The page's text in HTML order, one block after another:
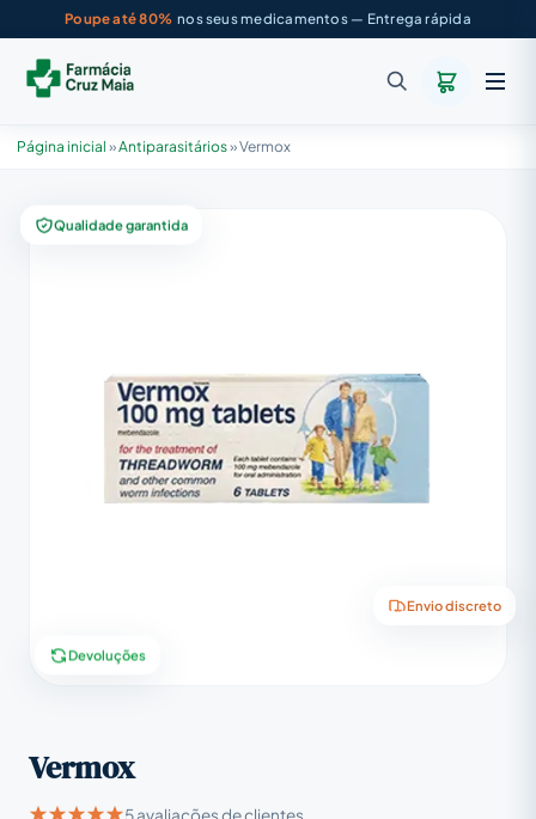
Poupe até 80% nos seus medicamentos — Entrega rápida
Página inicial »Antiparasitários»Vermox
Qualidade garantida
Envio discreto
Devoluções
Vermox
5 avaliações de clientes